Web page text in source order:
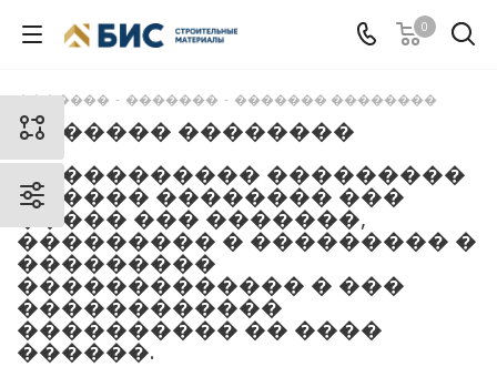
0
������� - ������� - ������� ��������
������� ��������
����������� ���������
������ �������� ���
����� ��� �������,
��������� � ��������� �
���������
������������� � ���
������������
���������� �� ����
������.